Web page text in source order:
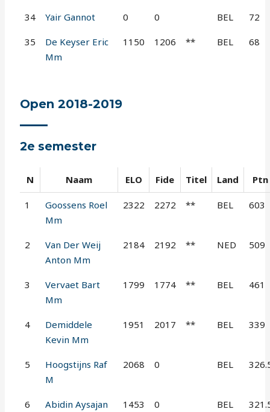
34 Yair Gannot 0 0 BEL 72
35
De Keyser Eric
Mm
1150 1206 ** BEL 68
Open 2018-2019
2e semester
N Naam ELO Fide Titel Land Ptn
1
Goossens Roel
Mm
2322 2272 ** BEL 603
2
Van Der Weij
Anton Mm
2184 2192 ** NED 509
3
Vervaet Bart
Mm
1799 1774 ** BEL 461
4
Demiddele
Kevin Mm
1951 2017 ** BEL 339
5
Hoogstijns Raf
M
2068 0 BEL
6
Abidin Aysajan
1453 0 BEL